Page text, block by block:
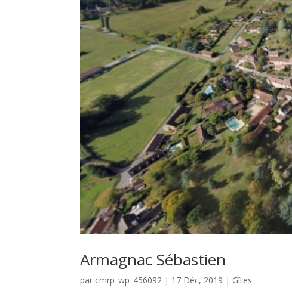
Armagnac Sébastien
par cmrp_wp_456092 | 17 Déc, 2019 | Gîtes